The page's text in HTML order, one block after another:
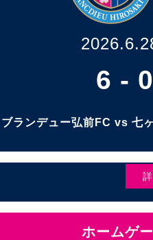
6 - 0
ブランデュー弘前FC vs 七
ホームゲ